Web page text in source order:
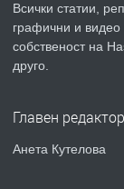
ПРЕДЛАГА
ПРЕДЛАГА
Всички статии,
графични и видео
собственост на
друго.
Главен редактор
Анета Кутелова